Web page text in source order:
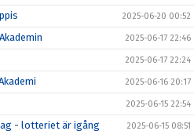
2025-06-20 00:52
2025-06-17 22:46
2025-06-17 22:24
2025-06-16 20:17
2025-06-15 22:54
- lotteriet är igång 2025-06-15 08:51